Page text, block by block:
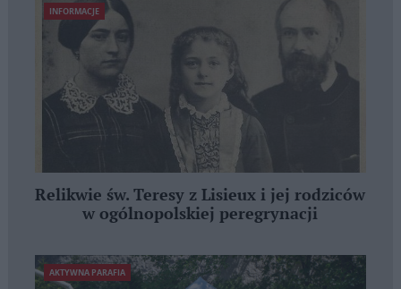
INFORMACJE
Relikwie św. Teresy z Lisieux i jej rodziców
w ogólnopolskiej peregrynacji
AKTYWNA PARAFIA